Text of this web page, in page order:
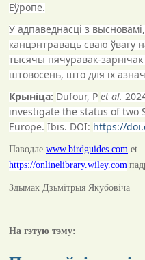
Еўропе.
У адпаведнасці з
канцэнтраваць сваю ўвагу
тысячы пячуравак-
штовосень, што для іх
Крыніца: Dufour, P et al.
investigate the status of two
Europe. Ibis. DOI: https://
Паводле www.birdguides.comet
https://onlinelibrary.wiley.com
Здымак Дзьмітрыя Якубовіча
На гэтую тэму: